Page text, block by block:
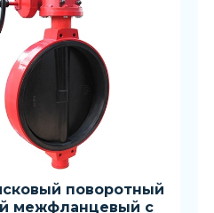
поворотный
межфланцевый с